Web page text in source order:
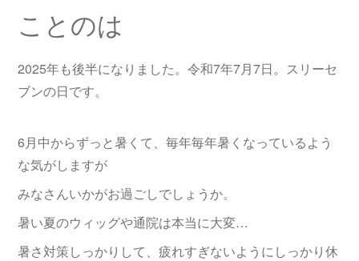
ことのは
2025年も後半になりました。令和7年7月7日。スリーセ
ブンの日です。
6月中からずっと暑くて、毎年毎年暑くなっているよう
な気がしますが
みなさんいかがお過ごしでしょうか。
暑い夏のウィッグや通院は本当に大変…
暑さ対策しっかりして、疲れすぎないようにしっかり休